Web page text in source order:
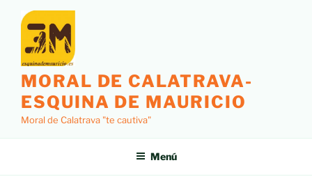
contenido
MORAL DE CALATRAVA-
ESQUINA DE MAURICIO
Moral de Calatrava "te cautiva"
Menú